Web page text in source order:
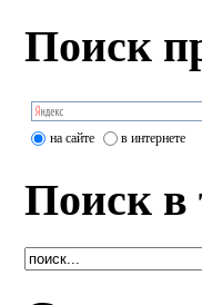
Поиск
на сайте в интернете
Поиск в